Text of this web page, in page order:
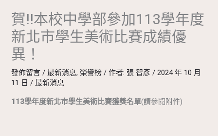
賀!!本校中學部參加113學年度
新北市學生美術比賽成績優
異！
發佈留言 /最新消息, 榮譽榜 / 作者: 張 智彥 /2024 年 10 月
11 日 /最新消息
113學年度新北市學生美術比賽獲獎名單(請參閱附件)